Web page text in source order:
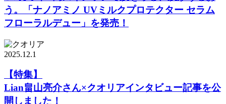
う。「ナノアミノ UVミルクプロテクター セラム
フローラルデュー」を発売！
2025.12.1
【特集】
Lian畠山亮介さん×クオリアインタビュー記事を公
開しました！